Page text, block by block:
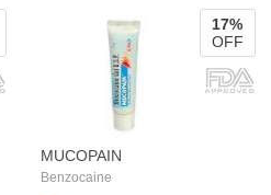
MUCOPAIN
Benzocaine
17%
OFF